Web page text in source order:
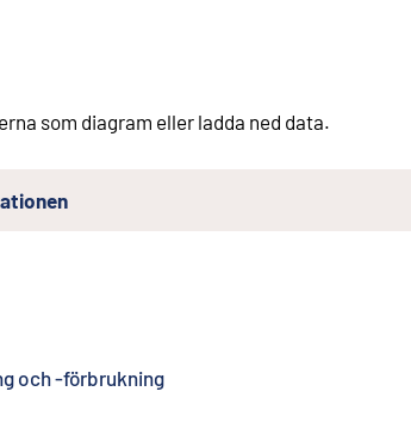
som diagram eller ladda ned data.
och -förbrukning